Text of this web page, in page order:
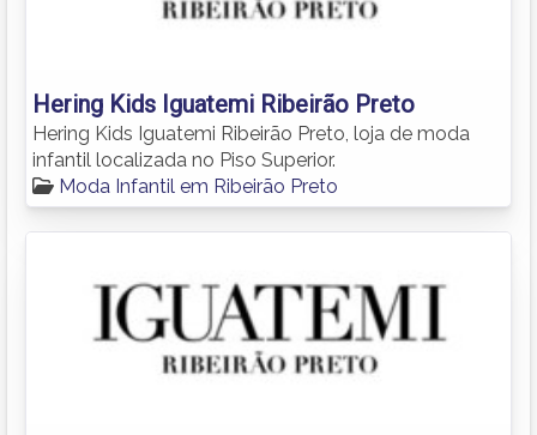
Hering Kids Iguatemi Ribeirão Preto
Hering Kids Iguatemi Ribeirão Preto, loja de moda
infantil localizada no Piso Superior.
Moda Infantil em Ribeirão Preto